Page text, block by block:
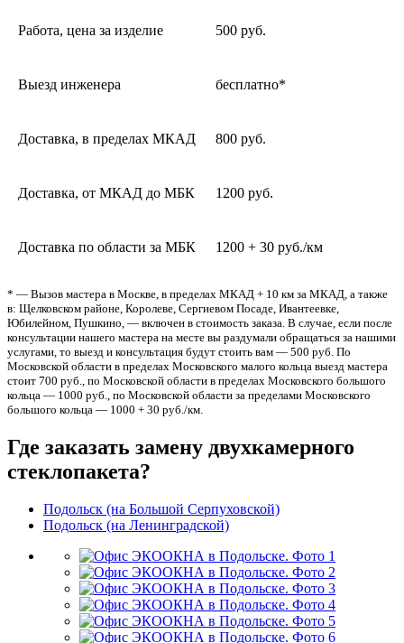
Работа, цена за изделие 500 руб.
Выезд инженера бесплатно*
Доставка, в пределах МКАД 800 руб.
Доставка, от МКАД до МБК 1200 руб.
Доставка по области за МБК 1200 + 30 руб./км
* — Вызов мастера в Москве, в пределах МКАД + 10 км за МКАД, а также
в: Щелковском районе, Королеве, Сергиевом Посаде, Ивантеевке,
Юбилейном, Пушкино, — включен в стоимость заказа. В случае, если после
консультации нашего мастера на месте вы раздумали обращаться за нашими
услугами, то выезд и консультация будут стоить вам — 500 руб. По
Московской области в пределах Московского малого кольца выезд мастера
стоит 700 руб., по Московской области в пределах Московского большого
кольца — 1000 руб., по Московской области за пределами Московского
большого кольца — 1000 + 30 руб./км.
Где заказать замену двухкамерного
стеклопакета?
Подольск (на Большой Серпуховской)
Подольск (на Ленинградской)